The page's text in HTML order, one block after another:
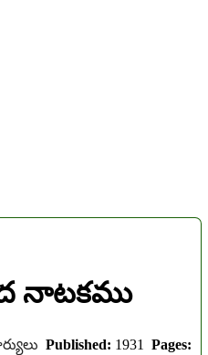
నాటకము
Published: 1931
Pages: